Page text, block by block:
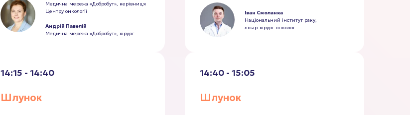
Медична мережа «Добробут», керівниця
Центру онкології
Андрій Павелій
Медична мережа «Добробут», хірург
Іван Смоланка
Національний інститут раку,
лікар-хірург-онколог
14:15 - 14:40
Шлунок
14:40 - 15:05
Шлунок